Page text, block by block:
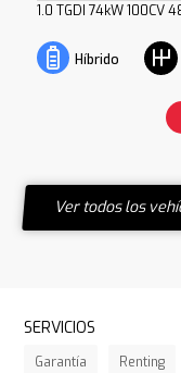
1.0 TGDI 74kW 100CV
Híbrido
Ver todos los
SERVICIOS
Garantía Renting